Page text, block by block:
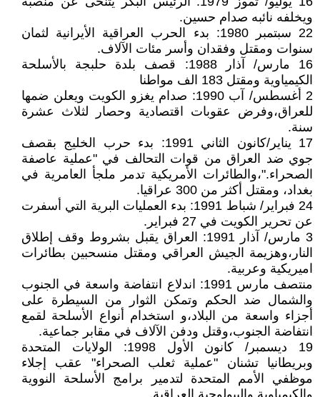
ويخلفه نائبه صدام حسين.
22 سبتمبر 1980: بدء الحرب العراقية الأيرانية لثمان
سنوات ومقتل وفقدان وأسر مئات الآلاف.
16 مارس/ آذار 1988: قصف بلدة حلبجة بالأسلحة
الكيمياوية ومقتل 183 الف مواطنا
2 أغسطس/ آب 1990: صدام يغزو الكويت ويعلن ضمها
للعراق،وفرض عقوبات اقتصادية وحصار لثلاث عشرة
سنة.
17 يناير/كانون الثاني 1991: بدء حرب الخليج بقصف
جوي ضد العراق من قوات التحالف في "عملية عاصفة
الصحراء."،والطائرات الأمريكية تدمر ملجأ العامرية في
بغداد، ومقتل أكثر من 300 عراقيا.
24 فبراير/ شباط 1991: بدء العمليات البرية التي أسفرت
عن تحرير الكويت في 27 فبراير.
3 مارس/ آذار 1991: العراق يقبل بشروط وقف إطلاق
النار،وهزيمة الجيش العراقي ومقتل منسحبين بطائرات
اميريكية وعربية.
منتصف مارس 1991: اندلاع انتفاضة واسعة في الجنوب
والشمال ضد الحكم وتمكن الثوار من السيطرة على
أجزاء واسعة من البلاد،و استخدام أنواع الأسلحة لقمع
انتفاضة الجنوب،وقتل ودفن الآلاف في مقابر جماعية.
19 ديسمبر/ كانون الأول 1998: الولايات المتحدة
وبريطانيا تشنان "عملية ثعلب الصحراء" عقب إجلاء
موظفي الأمم المتحدة لتدمير برامج الأسلحة النووية